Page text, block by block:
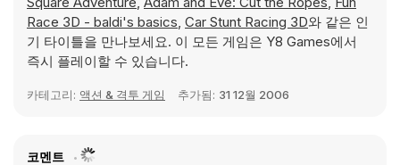
Race 3D - baldi's basics, Car Stunt Racing 3D와 같은 인
기 타이틀을 만나보세요. 이 모든 게임은 Y8 Games에서
즉시 플레이할 수 있습니다.
카테고리: 액션 & 격투 게임 추가됨: 31 12월 2006
코멘트